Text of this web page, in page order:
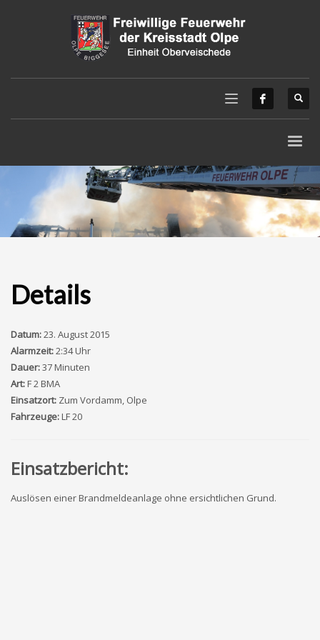
Details
Datum:23. August 2015
Alarmzeit:2:34 Uhr
Dauer:37 Minuten
Art:F 2 BMA
Einsatzort: Zum Vordamm, Olpe
Fahrzeuge:LF 20
Einsatzbericht:
Auslösen einer Brandmeldeanlage ohne ersichtlichen Grund.